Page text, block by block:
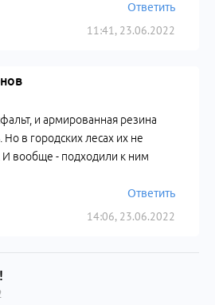
11:41, 23.06.2022
Ответить
14:06, 23.06.2022
и армированная резина
в городских лесах их не
И вообще - подходили к ним
Ответить